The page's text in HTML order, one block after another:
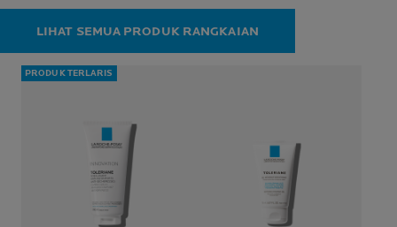
LIHAT SEMUA PRODUK RANGKAIAN
PRODUK TERLARIS